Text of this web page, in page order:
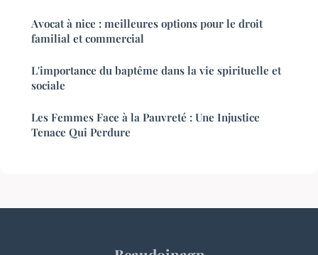
Avocat à nice : meilleures options pour le droit
familial et commercial
L'importance du baptême dans la vie spirituelle et
sociale
Les Femmes Face à la Pauvreté : Une Injustice
Tenace Qui Perdure